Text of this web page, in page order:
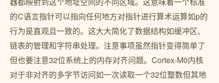
的C语言指针可以指向任何地方对指针进行算术运算如p的
行为是直观且一致的。这大大简化了数据结构如缓冲区、
链表的管理和字符串处理。注意事项虽然指针变得简单了
但也要注意32位系统上的内存对齐问题。Cortex-M0内核
对于非对齐的多字节访问如一次读取一个32位整数但其地